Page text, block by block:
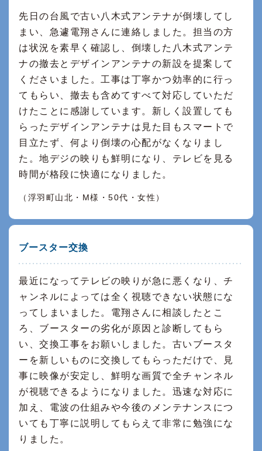
先日の台風で古い八木式アンテナが倒壊してし
まい、急遽電翔さんに連絡しました。担当の方
は状況を素早く確認し、倒壊した八木式アンテ
ナの撤去とデザインアンテナの新設を提案して
くださいました。工事は丁寧かつ効率的に行っ
てもらい、撤去も含めてすべて対応していただ
けたことに感謝しています。新しく設置しても
らったデザインアンテナは見た目もスマートで
目立たず、何より倒壊の心配がなくなりまし
た。地デジの映りも鮮明になり、テレビを見る
時間が格段に快適になりました。
（浮羽町山北・M様・50代・女性）
ブースター交換
最近になってテレビの映りが急に悪くなり、チ
ャンネルによっては全く視聴できない状態にな
ってしまいました。電翔さんに相談したとこ
ろ、ブースターの劣化が原因と診断してもら
い、交換工事をお願いしました。古いブースタ
ーを新しいものに交換してもらっただけで、見
事に映像が安定し、鮮明な画質で全チャンネル
が視聴できるようになりました。迅速な対応に
加え、電波の仕組みや今後のメンテナンスにつ
いても丁寧に説明してもらえて非常に勉強にな
りました。